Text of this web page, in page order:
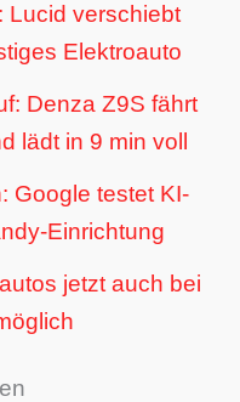
Lucid verschiebt
Elektroauto
Denza Z9S fährt
lädt in 9 min voll
Google testet KI-
Einrichtung
jetzt auch bei